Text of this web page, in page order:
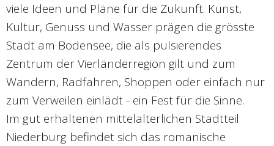
viele Ideen und Pläne für die Zukunft. Kunst,
Kultur, Genuss und Wasser prägen die grösste
Stadt am Bodensee, die als pulsierendes
Zentrum der Vierländerregion gilt und zum
Wandern, Radfahren, Shoppen oder einfach nur
zum Verweilen einlädt - ein Fest für die Sinne.
Im gut erhaltenen mittelalterlichen Stadtteil
Niederburg befindet sich das romanische